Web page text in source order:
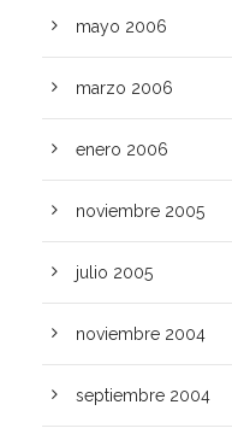
mayo 2006
marzo 2006
enero 2006
noviembre 2005
julio 2005
noviembre 2004
septiembre 2004